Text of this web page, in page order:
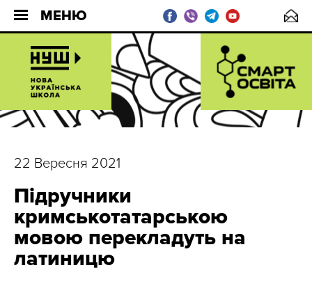
МЕНЮ
22 Вересня 2021
Підручники
кримськотатарською
мовою перекладуть на
латиницю